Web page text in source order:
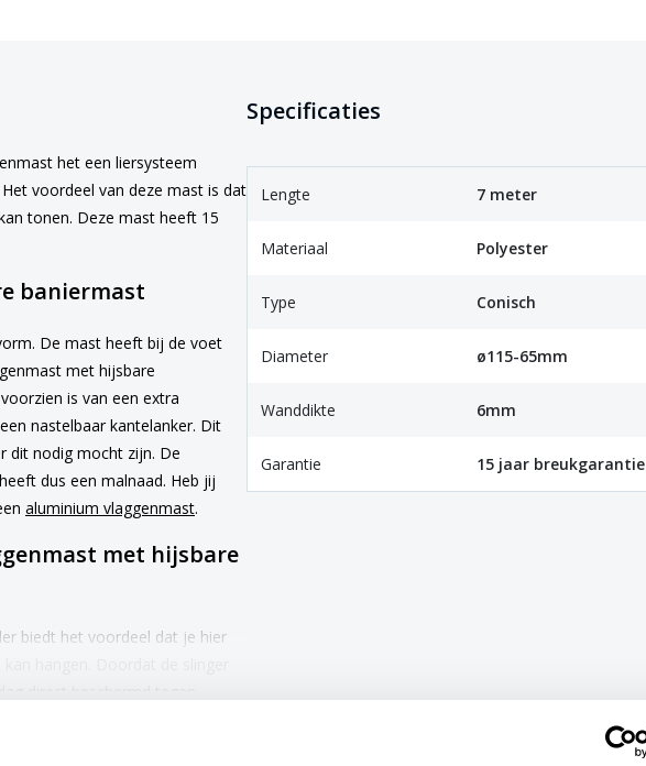
het een liersysteem
voordeel van deze mast is dat
tonen. Deze mast heeft 15
baniermast
De mast heeft bij de voet
met hijsbare
is van een extra
nastelbaar kantelanker. Dit
dit nodig mocht zijn. De
dus een malnaad. Heb jij
aluminium vlaggenmast.
met hijsbare
biedt het voordeel dat je hier
direct beschermd tegen
Specificaties
Lengte 7 meter
Materiaal Polyester
Type Conisch
Diameter ø115-65mm
Wanddikte 6mm
Garantie 15 jaar breukgarantie